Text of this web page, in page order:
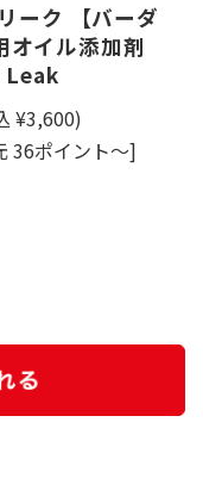
ーク 【バーダ
イル添加剤
Leak
¥3,600)
36ポイント～]